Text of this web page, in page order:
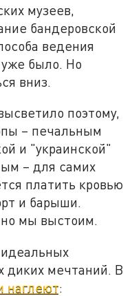
музеев,
бандеровской
ведения
уже было. Но
вниз.
поэтому,
– печальным
и "украинской"
– для самих
платить кровью
и барыши.
мы выстоим.
диких мечтаний. В
наглеют: